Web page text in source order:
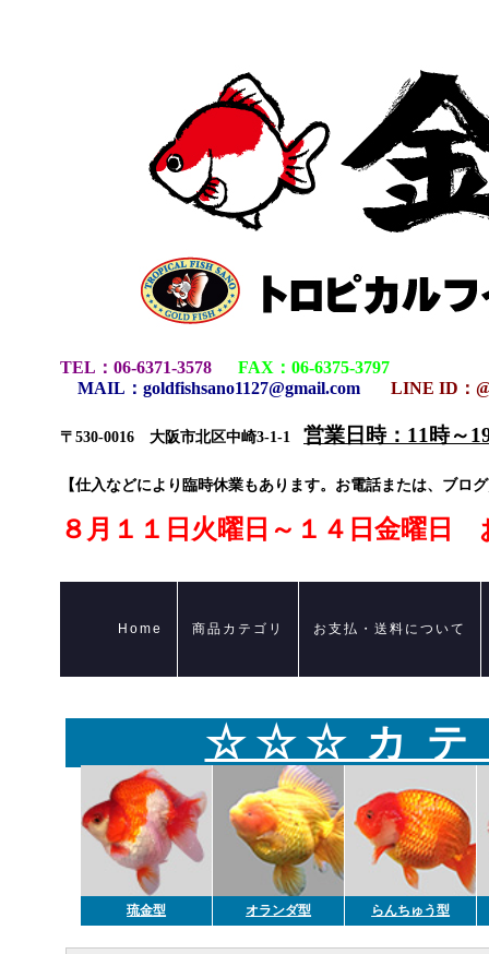
TEL ： 06-6371-3578 FAX ： 06-6375-3797
MAIL ： goldfishsano1127@gmail.com LINE ID：
〒530-0016 大阪市北区中崎3-1-1 営業日時：11時～
【仕入などにより臨時休業もあります。お電話または、ブロ
８月１１日火曜日～１４日金曜日
Home 商品カテゴリ お支払・送料について
☆ ☆ ☆ カ テ
琉金型 オランダ型 らんちゅう型